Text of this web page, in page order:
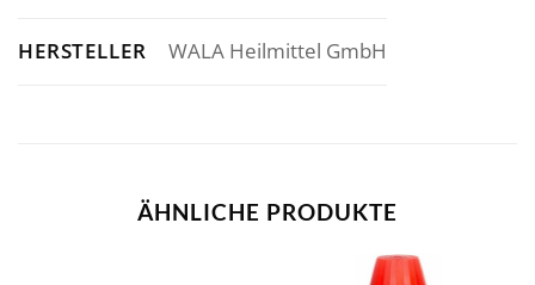
HERSTELLER WALA Heilmittel GmbH
ÄHNLICHE PRODUKTE